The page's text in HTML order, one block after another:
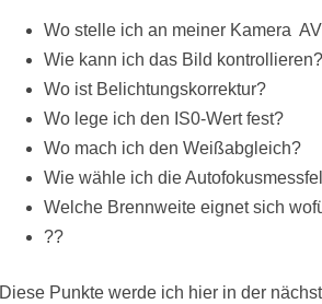
Wo stelle ich an meiner Kamera
Wie kann ich das Bild kontrollieren?
Wo ist Belichtungskorrektur?
Wo lege ich den IS0-Wert fest?
Wo mach ich den Weißabgleich?
Wie wähle ich die
Welche Brennweite eignet sich
??
Diese Punkte werde ich hier in der